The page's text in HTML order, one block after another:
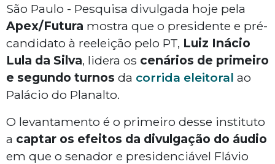
São Paulo - Pesquisa divulgada hoje pela
Apex/Futura mostra que o presidente e pré-
candidato à reeleição pelo PT, Luiz Inácio
Lula da Silva, lidera os cenários de primeiro
e segundo turnos da corrida eleitoral ao
Palácio do Planalto.
O levantamento é o primeiro desse instituto
a captar os efeitos da divulgação do áudio
em que o senador e presidenciável Flávio